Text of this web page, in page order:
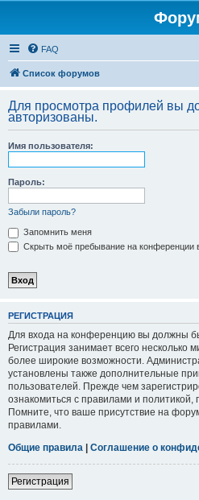
FAQ
Список форумов
Для просмотра профилей вы
авторизованы.
Имя пользователя:
Пароль:
Забыли пароль?
Запомнить меня
Скрыть моё пребывание на конференции
РЕГИСТРАЦИЯ
Для входа на конференцию вы должны
Регистрация занимает всего несколько
более широкие возможности.
установлены также дополнительные
пользователей. Прежде чем
ознакомиться с правилами и
Помните, что ваше присутствие на
правилами.
Общие правила | Соглашение о
Регистрация